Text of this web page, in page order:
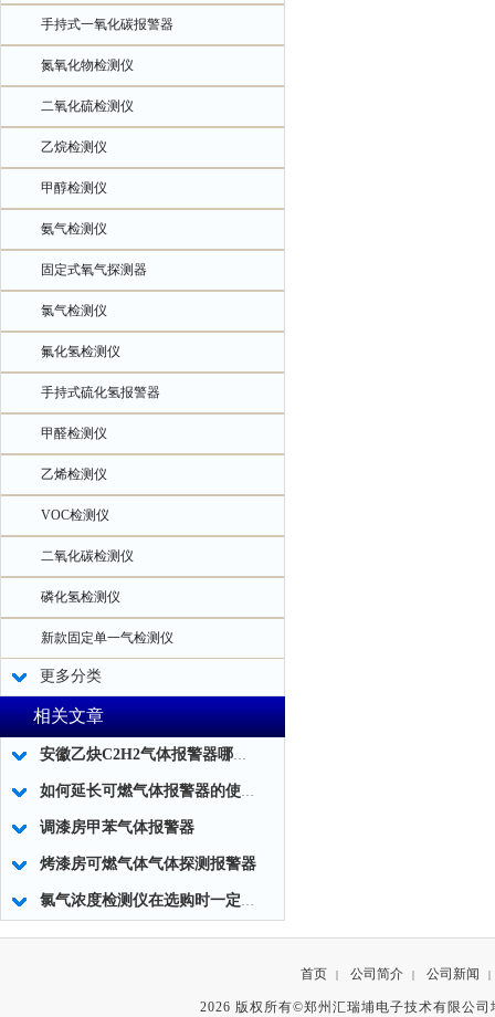
手持式一氧化碳报警器
氮氧化物检测仪
二氧化硫检测仪
乙烷检测仪
甲醇检测仪
氨气检测仪
固定式氧气探测器
氯气检测仪
氟化氢检测仪
手持式硫化氢报警器
甲醛检测仪
乙烯检测仪
VOC检测仪
二氧化碳检测仪
磷化氢检测仪
新款固定单一气检测仪
更多分类
相关文章
安徽乙炔C2H2气体报警器哪家专业
如何延长可燃气体报警器的使用寿命
调漆房甲苯气体报警器
烤漆房可燃气体气体探测报警器
氯气浓度检测仪在选购时一定要注意那些问题？答案在这里
首页 | 公司简介 | 公司新闻 |
2026 版权所有©郑州汇瑞埔电子技术有限公